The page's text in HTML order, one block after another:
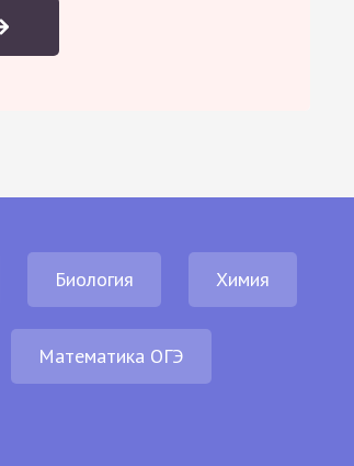
Биология Химия
Математика ОГЭ